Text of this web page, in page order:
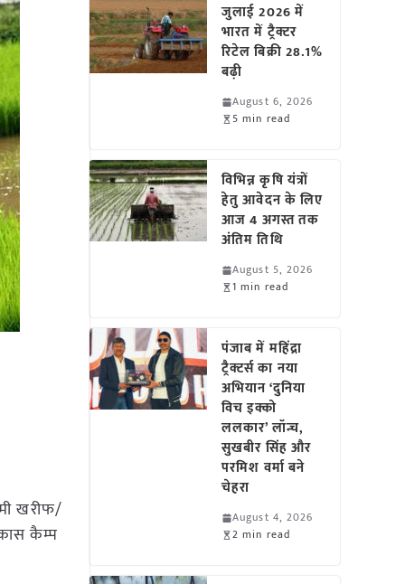
खरीफ/
कैम्प
जुलाई 2026 में
भारत में ट्रैक्टर
रिटेल बिक्री 28.1%
बढ़ी
August 6, 2026
5 min read
विभिन्न कृषि यंत्रों
हेतु आवेदन के लिए
आज 4 अगस्त तक
अंतिम तिथि
August 5, 2026
1 min read
पंजाब में महिंद्रा
ट्रैक्टर्स का नया
अभियान ‘दुनिया
विच इक्को
ललकार’ लॉन्च,
सुखबीर सिंह और
परमिश वर्मा बने
चेहरा
August 4, 2026
2 min read